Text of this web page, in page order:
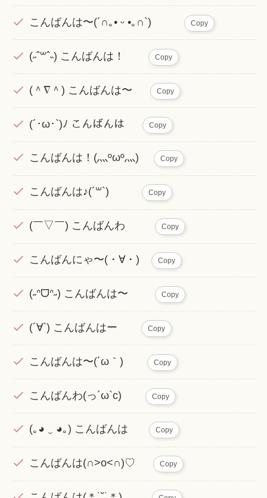
こんばんは〜(´∩｡• ᵕ •｡∩`) Copy
(˶ˆ꒳ˆ˵) こんばんは！ Copy
(＾∇＾) こんばんは〜 Copy
(´･ω･`)ﾉ こんばんは Copy
こんばんは！(灬ºωº灬) Copy
こんばんは♪(´꒳`) Copy
(￣▽￣) こんばんわ Copy
こんばんにゃ〜(・∀・) Copy
(˶ᐢᗜᐢ˶) こんばんは〜 Copy
(´∀`) こんばんはー Copy
こんばんは〜(´ω｀) Copy
こんばんわ(っ´ω`c) Copy
(｡◕ ‿ ◕｡) こんばんは Copy
こんばんは(∩˃o˂∩)♡ Copy